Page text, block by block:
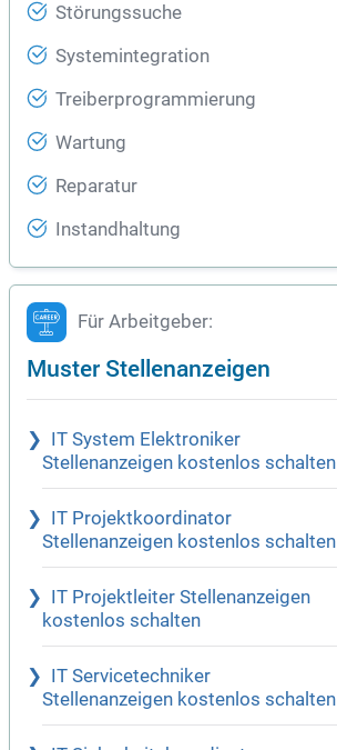
Störungssuche
Systemintegration
Treiberprogrammierung
Wartung
Reparatur
Instandhaltung
Für Arbeitgeber:
Muster Stellenanzeigen
IT System Elektroniker
Stellenanzeigen kostenlos schalten
IT Projektkoordinator
Stellenanzeigen kostenlos schalten
IT Projektleiter Stellenanzeigen
kostenlos schalten
IT Servicetechniker
Stellenanzeigen kostenlos schalten